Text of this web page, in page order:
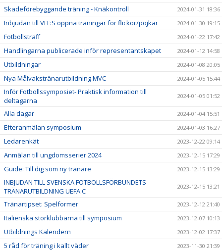
Skadeförebyggande träning - Knäkontroll 2024-01-31 18:36
Inbjudan till VFF:S öppna träningar för flickor/pojkar 2024-01-30 19:15
Fotbollsträff 2024-01-22 17:42
Handlingarna publicerade inför representantskapet 2024-01-12 14:58
Utbildningar 2024-01-08 20:05
Nya Målvakstränarutbildning MVC 2024-01-05 15:44
Inför Fotbollssymposiet- Praktisk information till
deltagarna
2024-01-05 01:52
Alla dagar 2024-01-04 15:51
Efteranmälan symposium 2024-01-03 16:27
Ledarenkät 2023-12-22 09:14
Anmälan till ungdomsserier 2024 2023-12-15 17:29
Guide: Till dig som ny tränare 2023-12-15 13:29
INBJUDAN TILL SVENSKA FOTBOLLSFÖRBUNDETS
TRÄNARUTBILDNING UEFA C
2023-12-15 13:21
Tränartipset: Spelformer 2023-12-12 21:40
Italienska storklubbarna till symposium 2023-12-07 10:13
Utbildnings Kalendern 2023-12-02 17:37
5 råd för träning i kallt väder 2023-11-30 21:39